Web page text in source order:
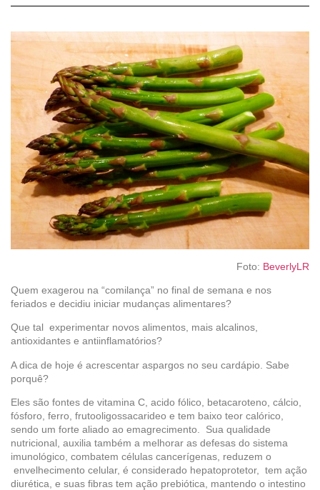
Foto: BeverlyLR
Quem exagerou na “comilança” no final de semana e nos
feriados e decidiu iniciar mudanças alimentares?
Que tal experimentar novos alimentos, mais alcalinos,
antioxidantes e antiinflamatórios?
A dica de hoje é acrescentar aspargos no seu cardápio. Sabe
porquê?
Eles são fontes de vitamina C, acido fólico, betacaroteno, cálcio,
fósforo, ferro, frutooligossacarideo e tem baixo teor calórico,
sendo um forte aliado ao emagrecimento. Sua qualidade
nutricional, auxilia também a melhorar as defesas do sistema
imunológico, combatem células cancerígenas, reduzem o
envelhecimento celular, é considerado hepatoprotetor, tem ação
diurética, e suas fibras tem ação prebiótica, mantendo o intestino